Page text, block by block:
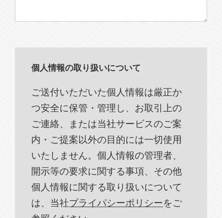
個人情報の取り扱いについて
ご送付いただいた個人情報は厳正か
つ安全に保管・管理し、お取引上の
ご連絡、または当社サービスのご案
内・ご提案以外の目的には一切使用
いたしません。個人情報の管理者、
開示等の要求に関する事項、その他
個人情報に関する取り扱いについて
は、当社プライパシーポリシーをご